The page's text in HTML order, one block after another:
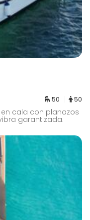
50 50
cala con planazos
garantizada.